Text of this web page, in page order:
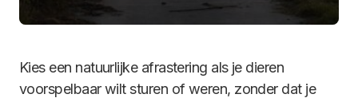
Kies een natuurlijke afrastering als je dieren
voorspelbaar wilt sturen of weren, zonder dat je